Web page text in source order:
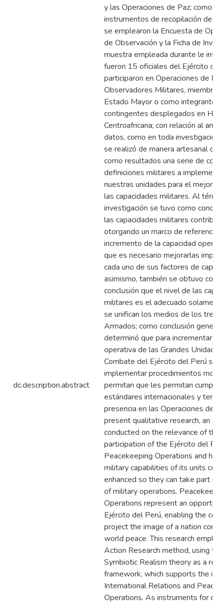
dc.description.abstract
y las Operaciones de Paz; como
instrumentos de recopilación de
se emplearon la Encuesta de
de Observación y la Ficha de
muestra empleada durante le
fueron 15 oficiales del Ejército
participaron en Operaciones de
Observadores Militares,
Estado Mayor o como
contingentes desplegados en
Centroafricana; con relación al
datos, como en toda
se realizó de manera artesanal
como resultados una serie de
definiciones militares a
nuestras unidades para el
las capacidades militares. Al
investigación se tuvo como
las capacidades militares
otorgando un marco de
incremento de la capacidad
que es necesario mejorarlas
cada uno de sus factores de
asimismo, también se obtuvo
conclusión que el nivel de las
militares es el adecuado
se unifican los medios de los
Armados; como conclusión
determinó que para incrementar
operativa de las Grandes
Combate del Ejército del Perú se
implementar procedimientos
permitan que les permitan
estándares internacionales y
presencia en las Operaciones de
present qualitative research, an
conducted on the relevance of the
participation of the Ejército del
Peacekeeping Operations and
military capabilities of its units
enhanced so they can take part
of military operations.
Operations represent an
Ejército del Perú, enabling the
project the image of a nation
world peace. This research
Action Research method, using
Symbiotic Realism theory as a
framework, which supports the
International Relations and
Operations. As instruments for